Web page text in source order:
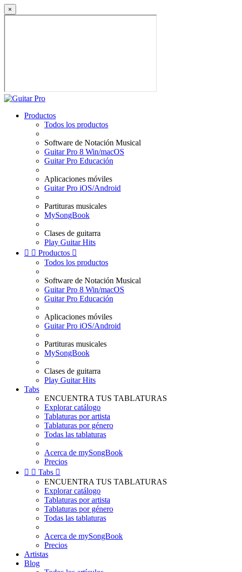
×
Productos
Todos los productos
Software de Notación Musical
Guitar Pro 8 Win/macOS
Guitar Pro Educación
Aplicaciones móviles
Guitar Pro iOS/Android
Partituras musicales
MySongBook
Clases de guitarra
Play Guitar Hits
  Productos 
Todos los productos
Software de Notación Musical
Guitar Pro 8 Win/macOS
Guitar Pro Educación
Aplicaciones móviles
Guitar Pro iOS/Android
Partituras musicales
MySongBook
Clases de guitarra
Play Guitar Hits
Tabs
ENCUENTRA TUS TABLATURAS
Explorar catálogo
Tablaturas por artista
Tablaturas por género
Todas las tablaturas
Acerca de mySongBook
Precios
  Tabs 
ENCUENTRA TUS TABLATURAS
Explorar catálogo
Tablaturas por artista
Tablaturas por género
Todas las tablaturas
Acerca de mySongBook
Precios
Artistas
Blog